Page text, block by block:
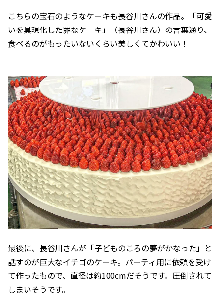
こちらの宝石のようなケーキも長谷川さんの作品。「可愛
いを具現化した罪なケーキ」（長谷川さん）の言葉通り、
食べるのがもったいないくらい美しくてかわいい！
最後に、長谷川さんが「子どものころの夢がかなった」と
話すのが巨大なイチゴのケーキ。パーティ用に依頼を受け
て作ったもので、直径は約100cmだそうです。圧倒されて
しまいそうです。